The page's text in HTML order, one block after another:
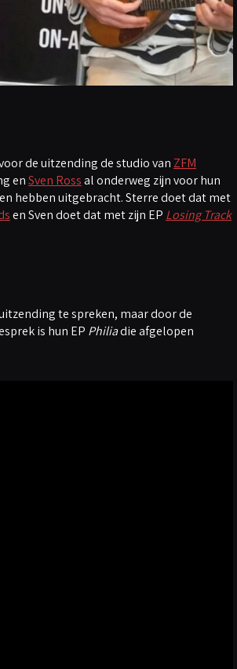
de uitzending de studio van ZFM
enSven Rossal onderweg zijn voor hun
hebben uitgebracht. Sterre doet dat met
en Sven doet dat met zijn EP Losing Track
te spreken, maar door de
is hun EP Philiadie afgelopen